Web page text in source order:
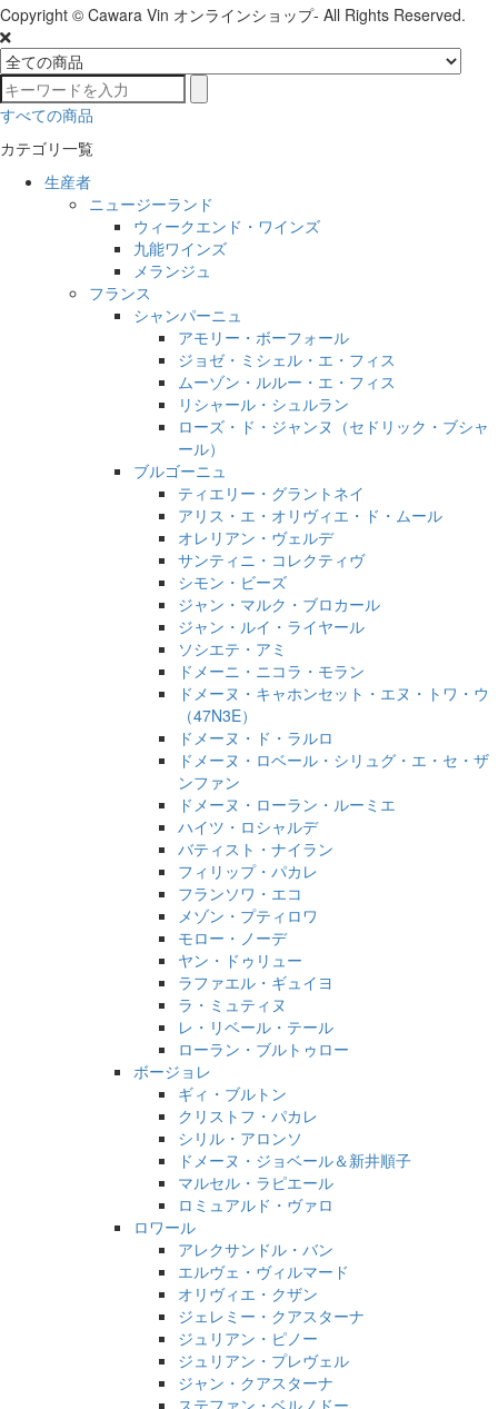
Copyright © Cawara Vin オンラインショップ- All Rights Reserved.
すべての商品
カテゴリ一覧
生産者
ニュージーランド
ウィークエンド・ワインズ
九能ワインズ
メランジュ
フランス
シャンパーニュ
アモリー・ボーフォール
ジョゼ・ミシェル・エ・フィス
ムーゾン・ルルー・エ・フィス
リシャール・シュルラン
ローズ・ド・ジャンヌ（セドリック・ブシャ
ール）
ブルゴーニュ
ティエリー・グラントネイ
アリス・エ・オリヴィエ・ド・ムール
オレリアン・ヴェルデ
サンティニ・コレクティヴ
シモン・ビーズ
ジャン・マルク・ブロカール
ジャン・ルイ・ライヤール
ソシエテ・アミ
ドメーニ・ニコラ・モラン
ドメーヌ・キャホンセット・エヌ・トワ・ウ
（47N3E）
ドメーヌ・ド・ラルロ
ドメーヌ・ロベール・シリュグ・エ・セ・ザ
ンファン
ドメーヌ・ローラン・ルーミエ
ハイツ・ロシャルデ
バティスト・ナイラン
フィリップ・パカレ
フランソワ・エコ
メゾン・プティロワ
モロー・ノーデ
ヤン・ドゥリュー
ラファエル・ギュイヨ
ラ・ミュティヌ
レ・リベール・テール
ローラン・ブルトゥロー
ボージョレ
ギィ・ブルトン
クリストフ・パカレ
シリル・アロンソ
ドメーヌ・ジョベール＆新井順子
マルセル・ラピエール
ロミュアルド・ヴァロ
ロワール
アレクサンドル・バン
エルヴェ・ヴィルマード
オリヴィエ・クザン
ジェレミー・クアスターナ
ジュリアン・ピノー
ジュリアン・プレヴェル
ジャン・クアスターナ